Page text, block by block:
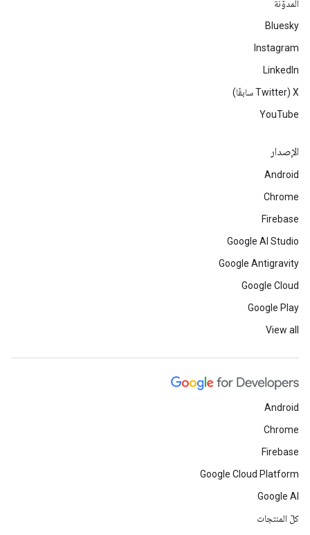
المدوّنة
Bluesky
Instagram
LinkedIn
‫X ‏(Twitter سابقًا)
YouTube
الإصدار
Android
Chrome
Firebase
Google AI Studio
Google Antigravity
Google Cloud
Google Play
View all
Android
Chrome
Firebase
Google Cloud Platform
Google AI
كلّ المنتجات